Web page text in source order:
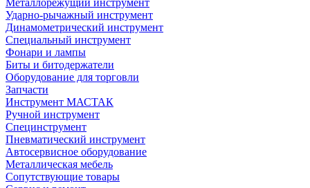
Металлорежущий инструмент
Ударно-рычажный инструмент
Динамометрический инструмент
Специальный инструмент
Фонари и лампы
Биты и битодержатели
Оборудование для торговли
Запчасти
Инструмент МАСТАК
Ручной инструмент
Специнструмент
Пневматический инструмент
Автосервисное оборудование
Металлическая мебель
Сопутствующие товары